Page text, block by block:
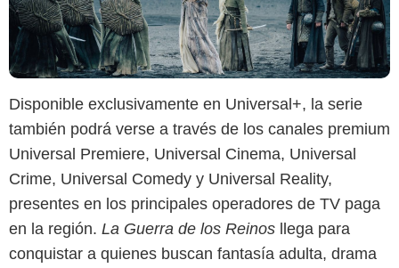
Disponible exclusivamente en Universal+, la serie
también podrá verse a través de los canales premium
Universal Premiere, Universal Cinema, Universal
Crime, Universal Comedy y Universal Reality,
presentes en los principales operadores de TV paga
en la región. La Guerra de los Reinos llega para
conquistar a quienes buscan fantasía adulta, drama